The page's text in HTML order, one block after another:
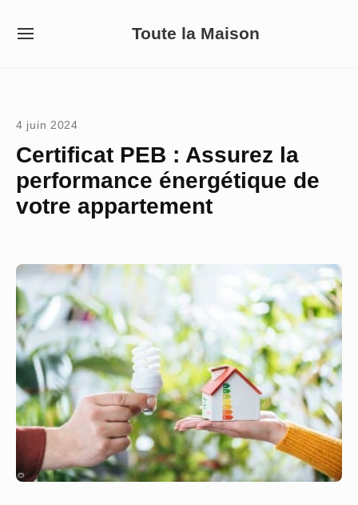
Toute la Maison
SITE
4 juin 2024
Certificat PEB : Assurez la
performance énergétique de
votre appartement